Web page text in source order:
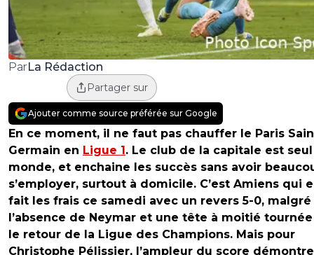
ParLa Rédaction
Partager sur
Ajouter comme source préférée sur Google
En ce moment, il ne faut pas chauffer le Paris
Germain en Ligue 1 . Le club de la capitale est
monde, et enchaine les succès sans avoir
s’employer, surtout à domicile. C’est Amiens qui
fait les frais ce samedi avec un revers 5-0, malgré
l’absence de Neymar et une tête à moitié
le retour de la Ligue des Champions. Mais pour
Christophe Pélissier, l’ampleur du score